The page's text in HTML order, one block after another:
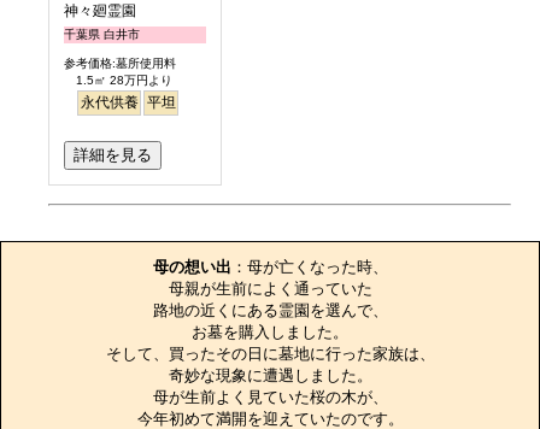
神々廻霊園
千葉県 白井市
参考価格:墓所使用料
1.5㎡ 28万円より
永代供養 平坦
詳細を見る
母の想い出 ：母が亡くなった時、
母親が生前によく通っていた
路地の近くにある霊園を選んで、
お墓を購入しました。
そして、買ったその日に墓地に行った家族は、
奇妙な現象に遭遇しました。
母が生前よく見ていた桜の木が、
今年初めて満開を迎えていたのです。